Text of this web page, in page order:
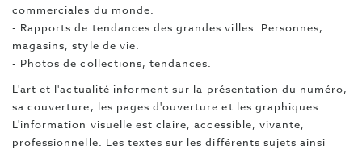
commerciales du monde.
- Rapports de tendances des grandes villes. Personnes,
magasins, style de vie.
- Photos de collections, tendances.
L'art et l'actualité informent sur la présentation du numéro,
sa couverture, les pages d'ouverture et les graphiques.
L'information visuelle est claire, accessible, vivante,
professionnelle. Les textes sur les différents sujets ainsi